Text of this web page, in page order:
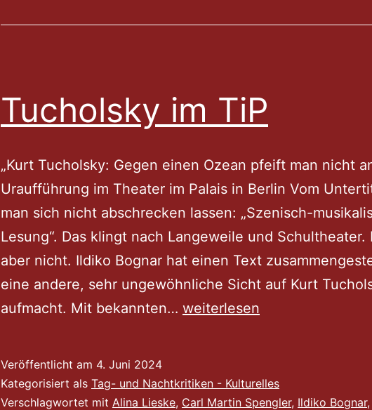
im
Tucholsky im TiP
„Kurt Tucholsky: Gegen einen Ozean pfeift man nicht
Uraufführung im Theater im Palais in Berlin Vom
man sich nicht abschrecken lassen: „Szenisch-
Lesung“. Das klingt nach Langeweile und Schultheater.
aber nicht. Ildiko Bognar hat einen Text
eine andere, sehr ungewöhnliche Sicht auf Kurt
aufmacht. Mit bekannten… Tucholsky
weiterlesen
Veröffentlicht am 4. Juni 2024
Kategorisiert als Tag- und Nachtkritiken - Kulturelles
Verschlagwortet mit Alina Lieske, Carl Martin Spengler, Ildiko Bognar,